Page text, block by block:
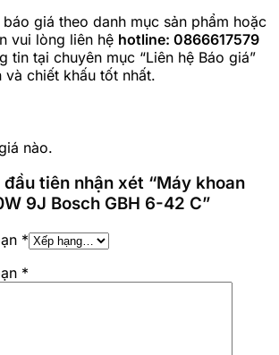
giá theo danh mục sản phẩm hoặc
vui lòng liên hệ hotline: 0866617579
tin tại chuyên mục “Liên hệ Báo giá”
chiết khấu tốt nhất.
nào.
tiên nhận xét “Máy khoan
9J Bosch GBH 6-42 C”
*
*